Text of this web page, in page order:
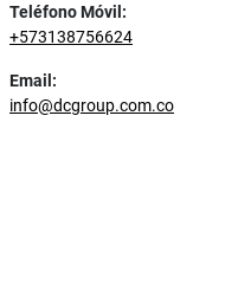
Teléfono Móvil:
+573138756624
Email:
info@dcgroup.com.co